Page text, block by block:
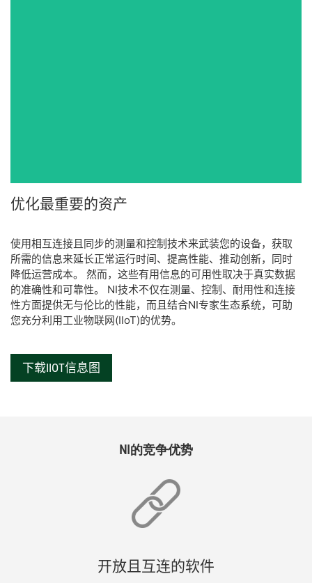
优​化​最​重要​的​资产
使用​相互​连接​且​同步​的​测量​和​控制​技术​来​武装​您​的​设备，​获取​
所需​的​信息​来​延长​正常​运行​时间、​提高​性能、​推动​创新，​同时​
降低​运营​成本。 然而，​这些​有用​信息​的​可用性​取决​于​真实​数据​
的​准确​性​和​可靠性。 NI​技术​不仅​在​测量、​控制、​耐用性​和​连接​
性​方面​提供​无​与​伦​比​的​性能，​而且​结合​NI​专家​生态​系统，​可​助​
您​充分利用​工业​物​联​网​(IIoT)​的​优势。​
下载IIOT信息图
NI的竞争优势
开放​且​互​连​的​软件